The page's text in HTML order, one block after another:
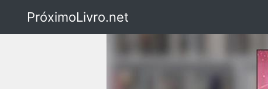
PróximoLivro.net